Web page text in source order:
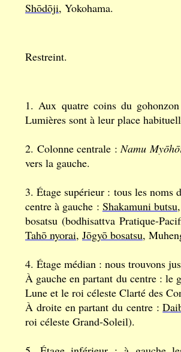
Shōdōji, Yokohama.
Restreint.
1. Aux quatre coins du
Lumières sont à leur place
2. Colonne centrale :Namu
vers la gauche.
3. Étage supérieur : tous les noms
centre à gauche : Shakamuni butsu
bosatsu (bodhisattva Pratique-
Tahō nyorai, Jōgyō bosatsu,
4. Étage médian : nous trouvons
À gauche en partant du centre : le
Lune et le roi céleste Clarté des
À droite en partant du centre :
roi céleste Grand-Soleil).